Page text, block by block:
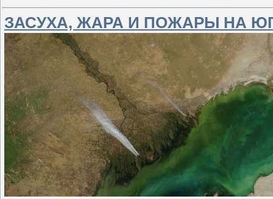
ЗАСУХА, ЖАРА И ПОЖАРЫ НА